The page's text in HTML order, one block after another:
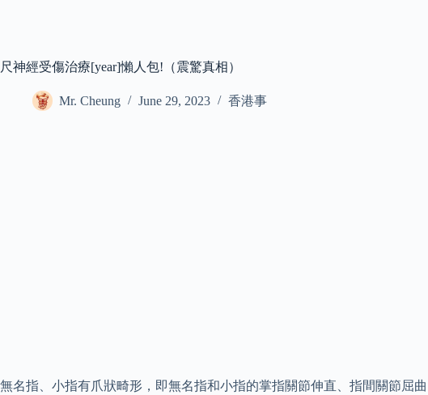
尺神經受傷治療[year]懶人包!（震驚真相）
Mr. Cheung June 29, 2023 香港事
無名指、小指有爪狀畸形，即無名指和小指的掌指關節伸直、指間關節屈